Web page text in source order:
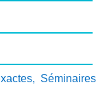
, Séminaires